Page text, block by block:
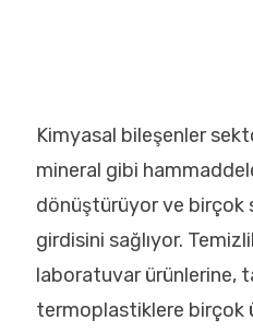
Kimyasal bileşenler
mineral gibi
dönüştürüyor ve birçok
girdisini sağlıyor.
laboratuvar ürünlerine,
termoplastiklere birçok